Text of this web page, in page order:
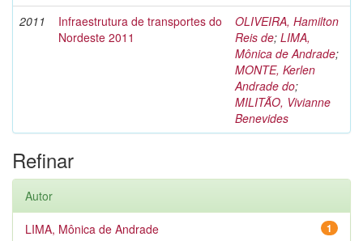
2011
Infraestrutura de transportes do
Nordeste 2011
OLIVEIRA, Hamilton
Reis de; LIMA,
Mônica de Andrade;
MONTE, Kerlen
Andrade do;
MILITÃO, Vivianne
Benevides
Refinar
Autor
1
LIMA, Mônica de Andrade